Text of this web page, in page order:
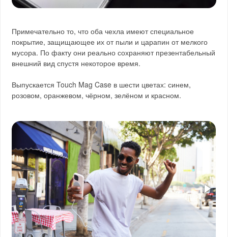
Примечательно то, что оба чехла имеют специальное
покрытие, защищающее их от пыли и царапин от мелкого
мусора. По факту они реально сохраняют презентабельный
внешний вид спустя некоторое время.
Выпускается Touch Mag Case в шести цветах: синем,
розовом, оранжевом, чёрном, зелёном и красном.